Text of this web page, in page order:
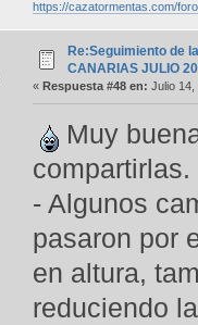
https://cazatormentas.com/
Re:Seguimiento de
CANARIAS JULIO
« Respuesta #48 en: Julio 14,
Muy
compartirlas.
- Algunos
pasaron por
en altura,
reduciendo